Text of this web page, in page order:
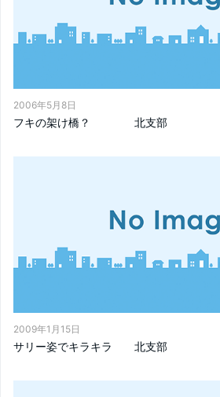
2006年5月8日
フキの架け橋？ 北支部
2009年1月15日
サリー姿でキラキラ 北支部